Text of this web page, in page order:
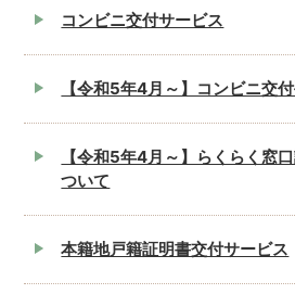
コンビニ交付サービス
【令和5年4月～】コンビニ交
【令和5年4月～】らくらく窓
ついて
本籍地戸籍証明書交付サービス